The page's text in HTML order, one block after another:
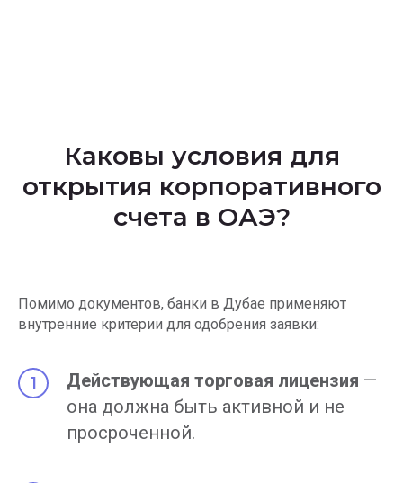
Каковы условия для
открытия корпоративного
счета в ОАЭ?
Помимо документов, банки в Дубае применяют
внутренние критерии для одобрения заявки:
Действующая торговая лицензия —
она должна быть активной и не
просроченной.